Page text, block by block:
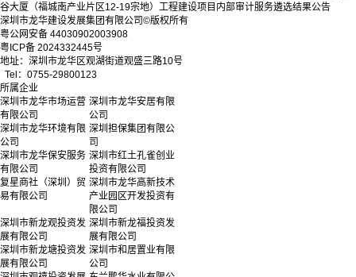
谷大厦（福城南产业片区12-19宗地）工程建设项目内部审计服务遴选结果公告
深圳市龙华建设发展集团有限公司©版权所有
粤公网安备 44030902003908
粤ICP备 2024332445号
地址：深圳市龙华区观湖街道观盛三路10号
Tel：0755-29800123
所属企业
深圳市龙华市场运营
有限公司
深圳市龙华安居有限
公司
深圳市龙华环境有限
公司
深圳担保集团有限公
司
深圳市龙华保安服务
有限公司
深圳市红土孔雀创业
投资有限公司
复星商社（深圳）贸
易有限公司
深圳市龙华高新技术
产业园区开发投资有
限公司
深圳市新龙观投资发
展有限公司
深圳市新龙福投资发
展有限公司
深圳市新龙塘投资发
展有限公司
深圳市和居置业有限
公司